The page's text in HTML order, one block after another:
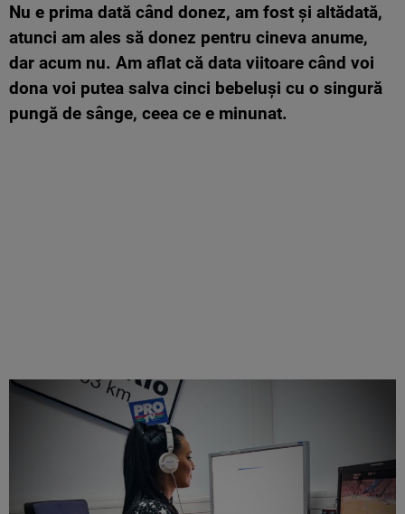
Nu e prima dată când donez, am fost și altădată,
atunci am ales să donez pentru cineva anume,
dar acum nu. Am aflat că data viitoare când voi
dona voi putea salva cinci bebeluși cu o singură
pungă de sânge, ceea ce e minunat.